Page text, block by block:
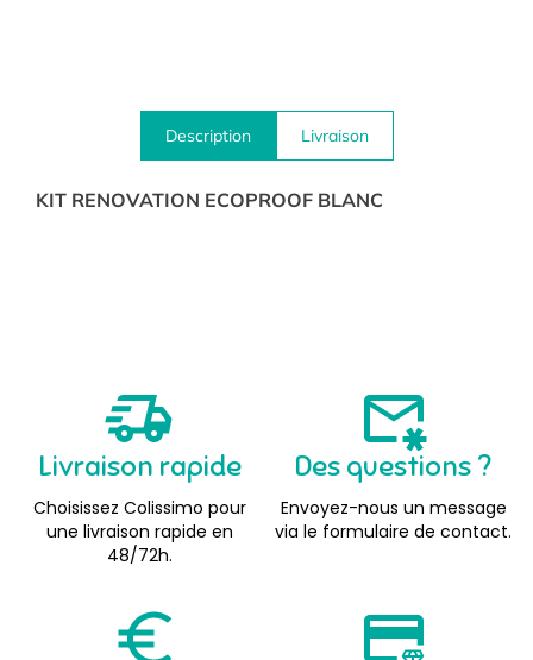
Description Livraison
KIT RENOVATION ECOPROOF BLANC
Livraison rapide
Choisissez Colissimo pour
une livraison rapide en
48/72h.
Des questions ?
Envoyez-nous un message
via le formulaire de contact.